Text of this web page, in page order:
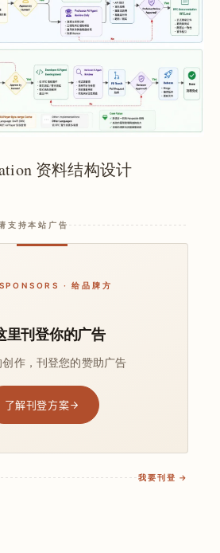
资料结构设计
支持本站广告
· 给品牌方
里刊登你的广告
作，刊登您的赞助广告
了解刊登方案
我要刊登 →